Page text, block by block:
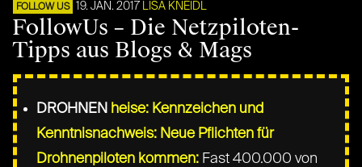
FOLLOW US 19. JAN. 2017 LISA KNEIDL
FollowUs – Die Netzpiloten-
Tipps aus Blogs & Mags
DROHNEN heise: Kennzeichen und
Kenntnisnachweis: Neue Pflichten für
Drohnenpiloten kommen: Fast 400.000 von